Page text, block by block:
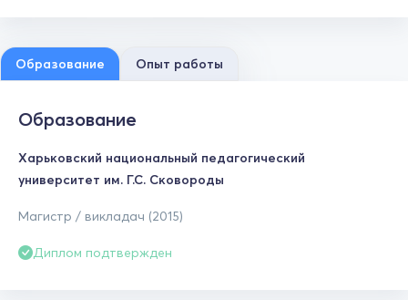
Образование Опыт работы
Образование
Харьковский национальный педагогический
университет им. Г.С. Сковороды
Магистр / викладач (2015)
Диплом подтвержден